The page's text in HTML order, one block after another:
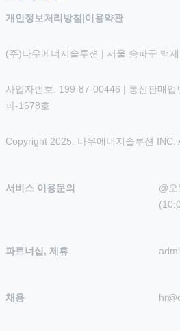
개인정보처리방침 |이용약관
(주)나우에너지솔루션 | 서울 송파구 백
사업자번호: 199-87-00446 | 통신판매업
파-1678호
Copyright 2025. 나우에너지솔루션 INC.
서비스 이용문의
@
파트너십, 제휴
채용